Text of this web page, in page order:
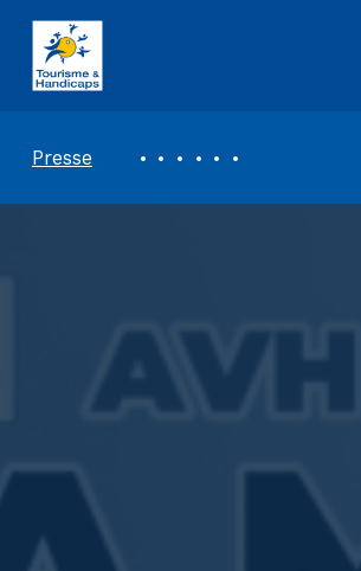
ASSOCIATION TOURISME ET HANDICAPS
Presse